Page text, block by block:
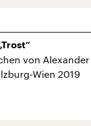
von
Wien 2019